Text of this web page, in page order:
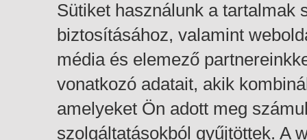
Sütiket használunk a tartalmak
biztosításához, valamint
média és elemező
vonatkozó adatait, akik
amelyeket Ön adott meg
szolgáltatásokból gyűjtöttek. A